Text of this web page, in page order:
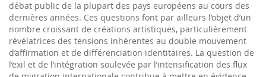
débat public de la plupart des pays européens au cours des
dernières années. Ces questions font par ailleurs l’objet d’un
nombre croissant de créations artistiques, particulièrement
révélatrices des tensions inhérentes au double mouvement
d’affirmation et de différenciation identitaires. La question de
l’exil et de l’intégration soulevée par l’intensification des flux